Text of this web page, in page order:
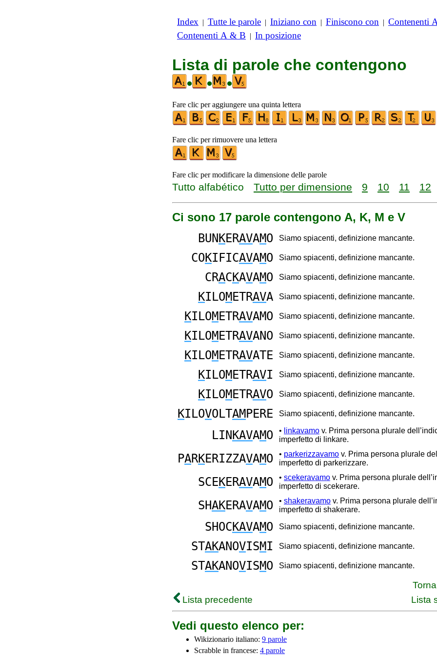
Index | Tutte le parole | Iniziano con | Finiscono con | Contenenti
Contenenti A & B | In posizione
Lista di parole che contengono
•
• •
Fare clic per aggiungere una quinta lettera
Fare clic per rimuovere una lettera
Fare clic per modificare la dimensione delle parole
Tutto alfabético Tutto per dimensione 9 10 11 12
Ci sono 17 parole contengono A, K, M e V
BUN KERAVAMO Siamo spiacenti, definizione mancante.
COKIFICAVAMO Siamo spiacenti, definizione mancante.
CRACKAVAMO Siamo spiacenti, definizione mancante.
KILOM ETRAVA Siamo spiacenti, definizione mancante.
KILOM ETRAVAMO Siamo spiacenti, definizione mancante.
KILOM ETRAVANO Siamo spiacenti, definizione mancante.
KILOM ETRAVATE Siamo spiacenti, definizione mancante.
KILOM ETRAVI Siamo spiacenti, definizione mancante.
KILOM ETRAVO Siamo spiacenti, definizione mancante.
KILOVOLTAM PERE Siamo spiacenti, definizione mancante.
LIN KAVAMO • linkavamo v. Prima persona plurale
imperfetto di linkare.
PARKERIZZAVAMO • parkerizzavamo v. Prima persona plurale
imperfetto di parkerizzare.
SCEKERAVAMO • scekeravamo v. Prima persona plurale
imperfetto di scekerare.
SHAKERAVAMO • shakeravamo v. Prima persona plurale
imperfetto di shakerare.
SHOCKAVAMO Siamo spiacenti, definizione mancante.
STAKANOVISMI Siamo spiacenti, definizione mancante.
STAKANOVISMO Siamo spiacenti, definizione mancante.
Lista precedente
Lista
Vedi questo elenco per:
Wikizionario italiano: 9 parole
Scrabble in francese: 4 parole